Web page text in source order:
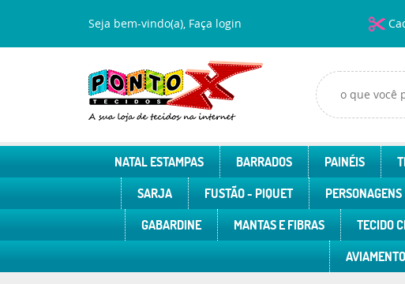
Seja bem-vindo(a), Faça login
NATAL ESTAMPAS BARRADOS PAINÉIS
SARJA
FUSTÃO - PIQUET PERSONAGENS
GABARDINE
MANTAS E FIBRAS TECIDO